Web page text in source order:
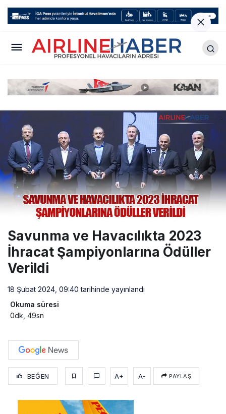
Savunma ve Havacılıkta 2023
İhracat Şampiyonlarına Ödüller
Verildi
18 Şubat 2024, 09:40 tarihinde yayınlandı
Okuma süresi
0dk, 49sn
BEĞEN A+ A- PAYLAŞ